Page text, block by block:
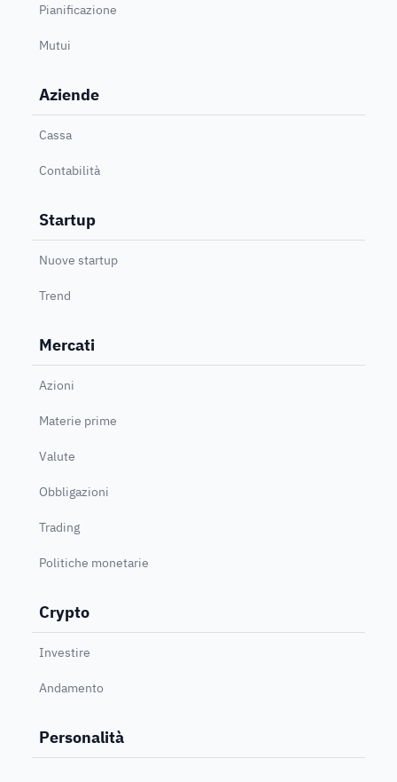
Pianificazione
Mutui
Aziende
Cassa
Contabilità
Startup
Nuove startup
Trend
Mercati
Azioni
Materie prime
Valute
Obbligazioni
Trading
Politiche monetarie
Crypto
Investire
Andamento
Personalità